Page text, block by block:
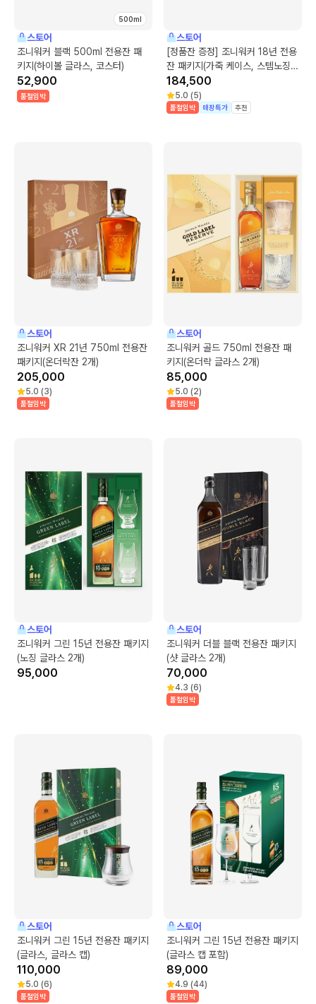
500ml
스토어
조니워커 블랙 500ml 전용잔 패
키지(하이볼 글라스, 코스터)
52,900
품절임박
스토어
[정품잔 증정] 조니워커 18년 전용
잔 패키지(가죽 케이스, 스템노징
글라스)
184,500
5.0 (5)
품절임박 매장특가 추천
스토어
조니워커 XR 21년 750ml 전용잔
패키지(온더락잔 2개)
205,000
5.0 (3)
품절임박
스토어
조니워커 골드 750ml 전용잔 패
키지(온더락 글라스 2개)
85,000
5.0 (2)
품절임박
스토어
조니워커 그린 15년 전용잔 패키지
(노징 글라스 2개)
95,000
스토어
조니워커 더블 블랙 전용잔 패키지
(샷 글라스 2개)
70,000
4.3 (6)
품절임박
스토어
조니워커 그린 15년 전용잔 패키지
(글라스, 글라스 캡)
110,000
5.0 (6)
품절임박
스토어
조니워커 그린 15년 전용잔 패키지
(글라스 캡 포함)
89,000
4.9 (44)
품절임박